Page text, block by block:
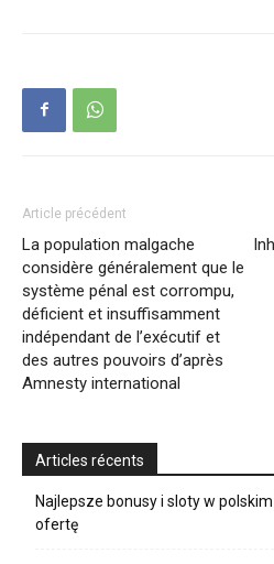
Article précédent
La population malgache
considère généralement que le
système pénal est corrompu,
déficient et insuffisamment
indépendant de l’exécutif et
des autres pouvoirs d’après
Amnesty international
Articles récents
Najlepsze bonusy i sloty w
ofertę